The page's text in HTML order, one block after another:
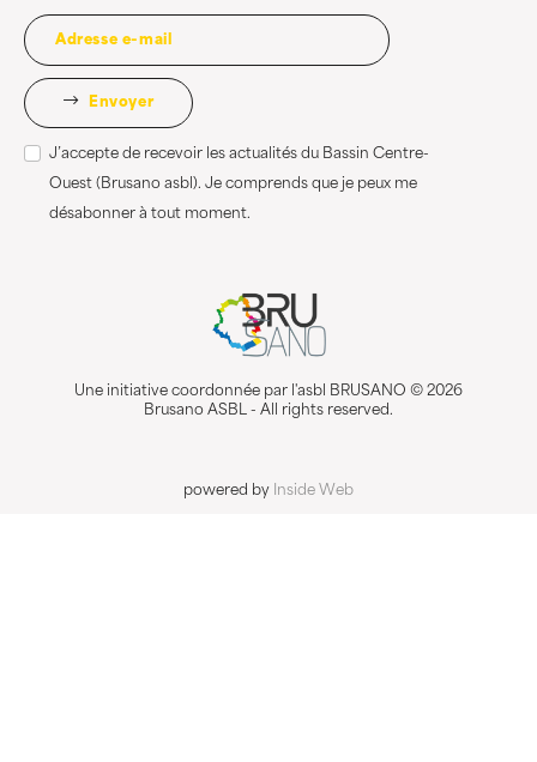
Envoyer
J’accepte de recevoir les actualités du Bassin Centre-
Ouest (Brusano asbl). Je comprends que je peux me
désabonner à tout moment.
Une initiative coordonnée par l'asbl BRUSANO © 2026
Brusano ASBL - All rights reserved.
powered by Inside Web